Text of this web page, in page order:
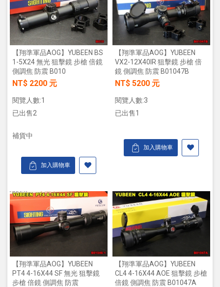
【翔準軍品AOG】YUBEEN BS
1-5X24 無光 狙擊鏡 步槍 倍鏡
側調焦 防震 B010
NT$ 2200 元
閱覽人數:1
已出售2
補貨中
加入購物車
【翔準軍品AOG】YUBEEN
VX2-12X40IR 狙擊鏡 步槍 倍
鏡 側調焦 防震 B01047B
NT$ 5200 元
閱覽人數:3
已出售1
加入購物車
【翔準軍品AOG】YUBEEN
PT4 4-16X44 SF 無光 狙擊鏡
步槍 倍鏡 側調焦 防震
【翔準軍品AOG】YUBEEN
CL4 4-16X44 AOE 狙擊鏡 步槍
倍鏡 側調焦 防震 B01047A